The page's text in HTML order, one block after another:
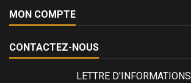
MON COMPTE
CONTACTEZ-NOUS
LETTRE D'INFORMATIONS